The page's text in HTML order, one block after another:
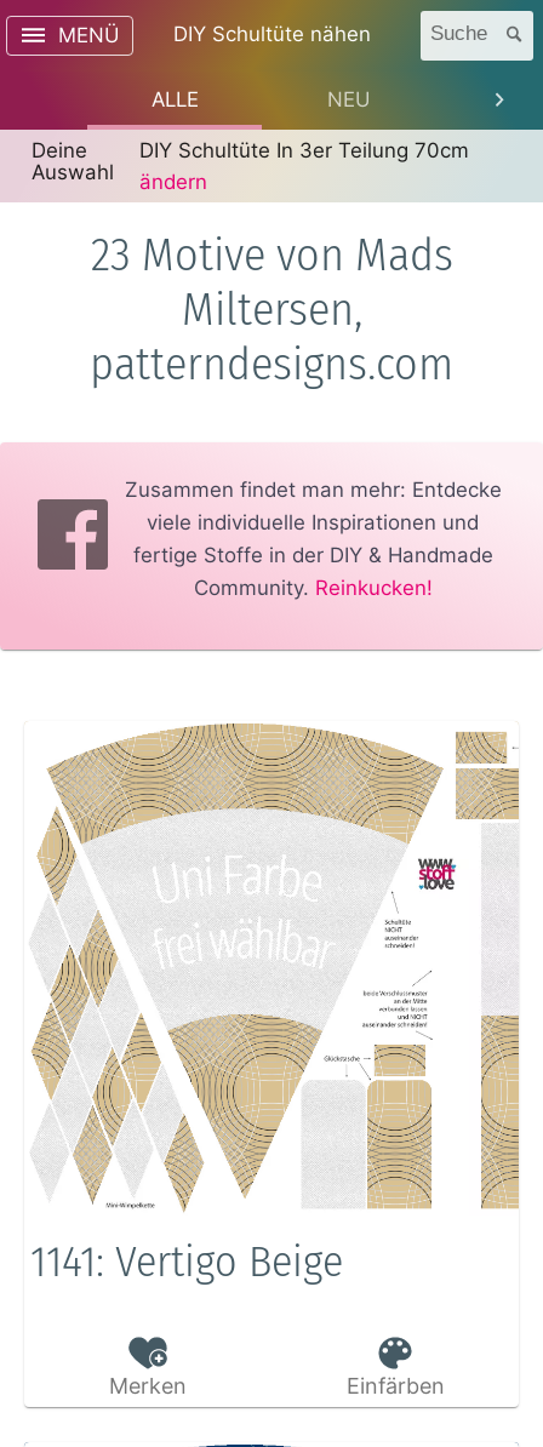
MENÜ DIY Schultüte nähen Suche
ALLE NEU
Deine
Auswahl
DIY Schultüte In 3er Teilung 70cm
ändern
23 Motive von Mads
Miltersen,
patterndesigns.com
Zusammen findet man mehr: Entdecke
viele individuelle Inspirationen und
fertige Stoffe in der DIY & Handmade
Community. Reinkucken!
1141: Vertigo Beige
Merken Einfärben